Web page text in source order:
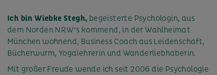
Ich bin Wiebke Stegh, begeisterte Psychologin, aus
dem Norden NRW‘s kommend, in der Wahlheimat
München wohnend, Business Coach aus Leidenschaft,
Bücherwurm, Yogalehrerin und Wanderliebhaberin.
Mit großer Freude wende ich seit 2006 die Psychologie